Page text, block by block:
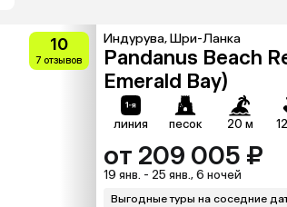
10
7 отзывов
Индурува, Шри-Ланка
Pandanus Beach
Emerald Bay)
линия песок 20 м
от 209 005 ₽
19 янв. - 25 янв., 6 ночей
Выгодные туры на соседние